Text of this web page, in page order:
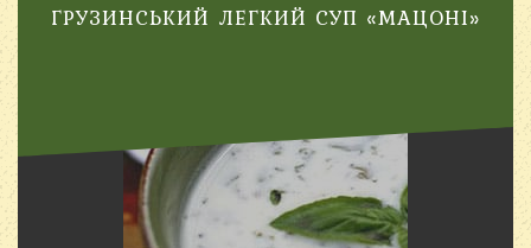
ГРУЗИНСЬКИЙ ЛЕГКИЙ СУП «МАЦОНІ»